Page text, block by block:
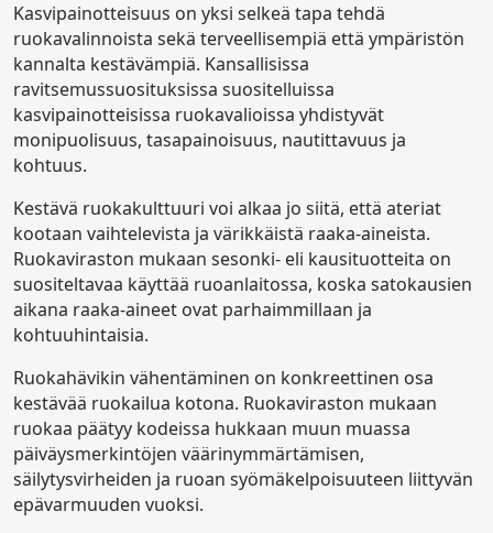
Kasvipainotteisuus on yksi selkeä tapa tehdä
ruokavalinnoista sekä terveellisempiä että ympäristön
kannalta kestävämpiä. Kansallisissa
ravitsemussuosituksissa suositelluissa
kasvipainotteisissa ruokavalioissa yhdistyvät
monipuolisuus, tasapainoisuus, nautittavuus ja
kohtuus.
Kestävä ruokakulttuuri voi alkaa jo siitä, että ateriat
kootaan vaihtelevista ja värikkäistä raaka-aineista.
Ruokaviraston mukaan sesonki- eli kausituotteita on
suositeltavaa käyttää ruoanlaitossa, koska satokausien
aikana raaka-aineet ovat parhaimmillaan ja
kohtuuhintaisia.
Ruokahävikin vähentäminen on konkreettinen osa
kestävää ruokailua kotona. Ruokaviraston mukaan
ruokaa päätyy kodeissa hukkaan muun muassa
päiväysmerkintöjen väärinymmärtämisen,
säilytysvirheiden ja ruoan syömäkelpoisuuteen liittyvän
epävarmuuden vuoksi.